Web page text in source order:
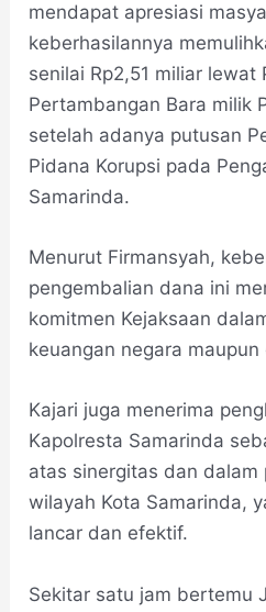
mendapat apresiasi
keberhasilannya
senilai Rp2,51 miliar lewat
Pertambangan Bara milik
setelah adanya putusan
Pidana Korupsi pada
Samarinda.
Menurut Firmansyah,
pengembalian dana ini
komitmen Kejaksaan
keuangan negara maupun
Kajari juga menerima
Kapolresta Samarinda
atas sinergitas dan dalam
wilayah Kota Samarinda,
lancar dan efektif.
Sekitar satu jam bertemu